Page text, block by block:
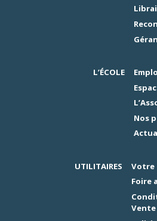
L’ÉCOLE
Nos
UTILITAIRES
Votre
Foire
Vente